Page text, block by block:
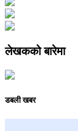
लेखकको बारेमा
डबली खबर